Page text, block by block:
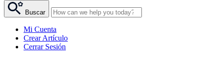
Buscar
Mi Cuenta
Crear Artículo
Cerrar Sesión